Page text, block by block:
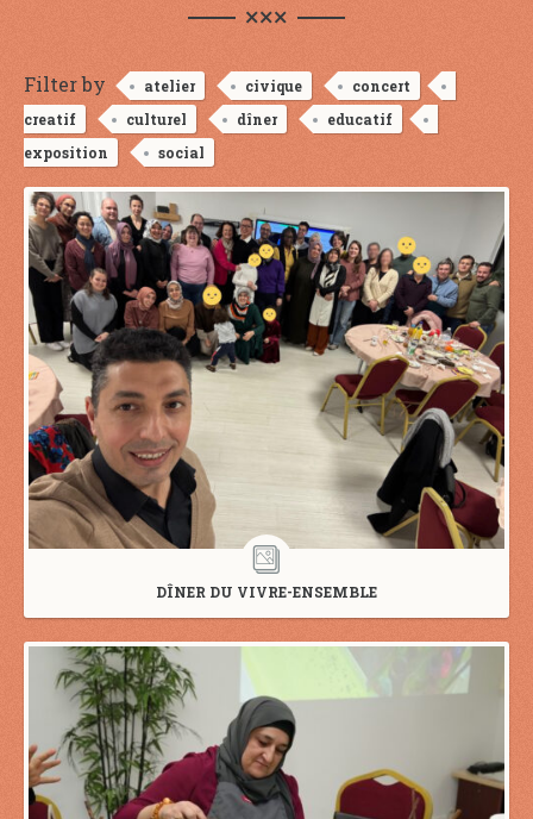
×××
Filter by atelier civique
concert
creatif
culturel dîner
educatif
exposition
social
DÎNER DU VIVRE-ENSEMBLE